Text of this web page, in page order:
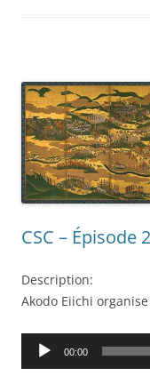
CSC –
Description:
Akodo Eiichi
Audio
00:00